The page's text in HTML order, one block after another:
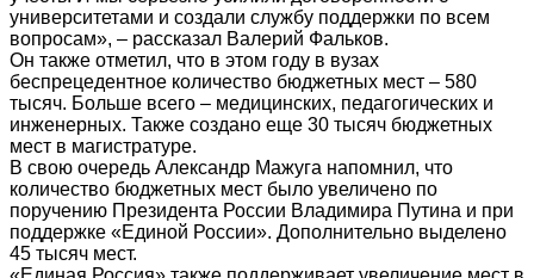
университетами и создали службу поддержки по всем
вопросам», – рассказал Валерий Фальков.
Он также отметил, что в этом году в вузах
беспрецедентное количество бюджетных мест – 580
тысяч. Больше всего – медицинских, педагогических и
инженерных. Также создано еще 30 тысяч бюджетных
мест в магистратуре.
В свою очередь Александр Мажуга напомнил, что
количество бюджетных мест было увеличено по
поручению Президента России Владимира Путина и при
поддержке «Единой России». Дополнительно выделено
45 тысяч мест.